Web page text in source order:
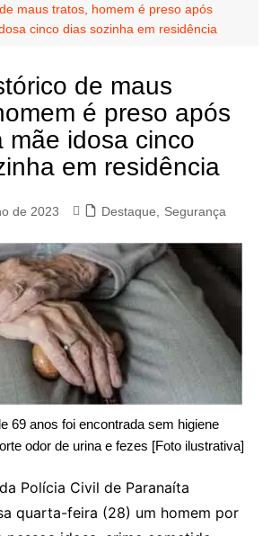
maus tratos, homem é preso após
cinco dias sozinha em residência
de maus
é preso após
mãe idosa cinco
em residência
de 2023 Destaque Segurança
69 anos foi encontrada sem higiene
odor de urina e fezes [Foto ilustrativa]
Polícia Civil de Paranaíta
quarta-feira (28) um homem por